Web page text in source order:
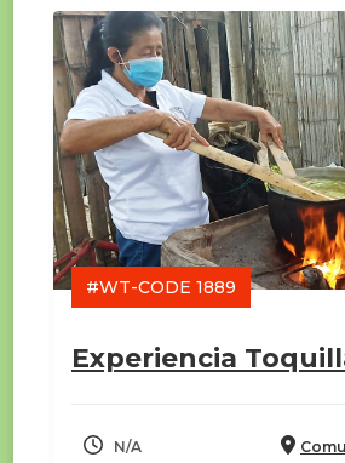
#WT-CODE 1889
Experiencia
N/A